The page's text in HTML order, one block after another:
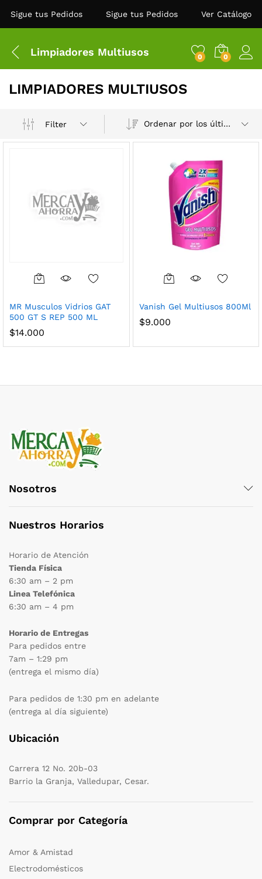
Sigue tus Pedidos Sigue tus Pedidos Ver Catálogo
Limpiadores Multiusos 0 0
LIMPIADORES MULTIUSOS
Filter Ordenar por los últimos
MR Musculos Vidrios GAT
500 GT S REP 500 ML
$14.000
Vanish Gel Multiusos 800Ml
$9.000
Nosotros
Nuestros Horarios
Horario de Atención
Tienda Física
6:30 am – 2 pm
Linea Telefónica
6:30 am – 4 pm
Horario de Entregas
Para pedidos entre
7am – 1:29 pm
(entrega el mismo día)
Para pedidos de 1:30 pm en adelante
(entrega al día siguiente)
Ubicación
Carrera 12 No. 20b-03
Barrio la Granja, Valledupar, Cesar.
Comprar por Categoría
Amor & Amistad
Electrodomésticos